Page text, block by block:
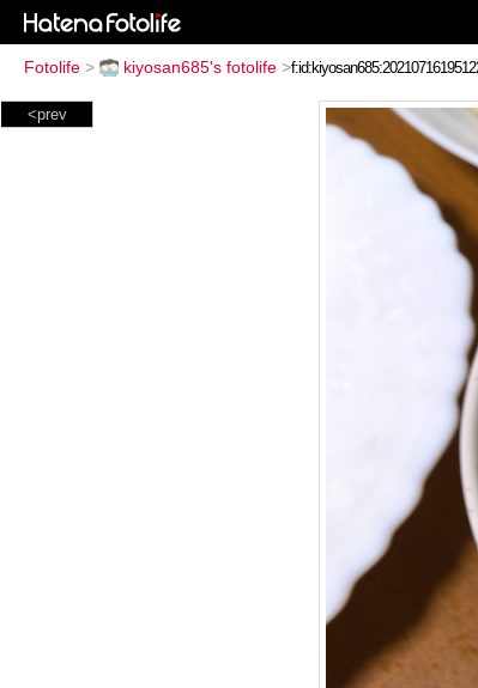
Fotolife > kiyosan685's fotolife >
<prev